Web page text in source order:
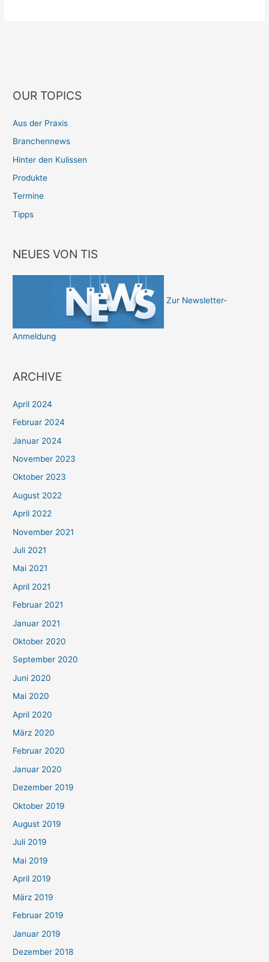
OUR TOPICS
Aus der Praxis
Branchennews
Hinter den Kulissen
Produkte
Termine
Tipps
NEUES VON TIS
Zur Newsletter-
Anmeldung
ARCHIVE
April 2024
Februar 2024
Januar 2024
November 2023
Oktober 2023
August 2022
April 2022
November 2021
Juli 2021
Mai 2021
April 2021
Februar 2021
Januar 2021
Oktober 2020
September 2020
Juni 2020
Mai 2020
April 2020
März 2020
Februar 2020
Januar 2020
Dezember 2019
Oktober 2019
August 2019
Juli 2019
Mai 2019
April 2019
März 2019
Februar 2019
Januar 2019
Dezember 2018